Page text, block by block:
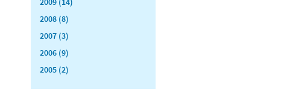
2008 (8)
2007 (3)
2006 (9)
2005 (2)